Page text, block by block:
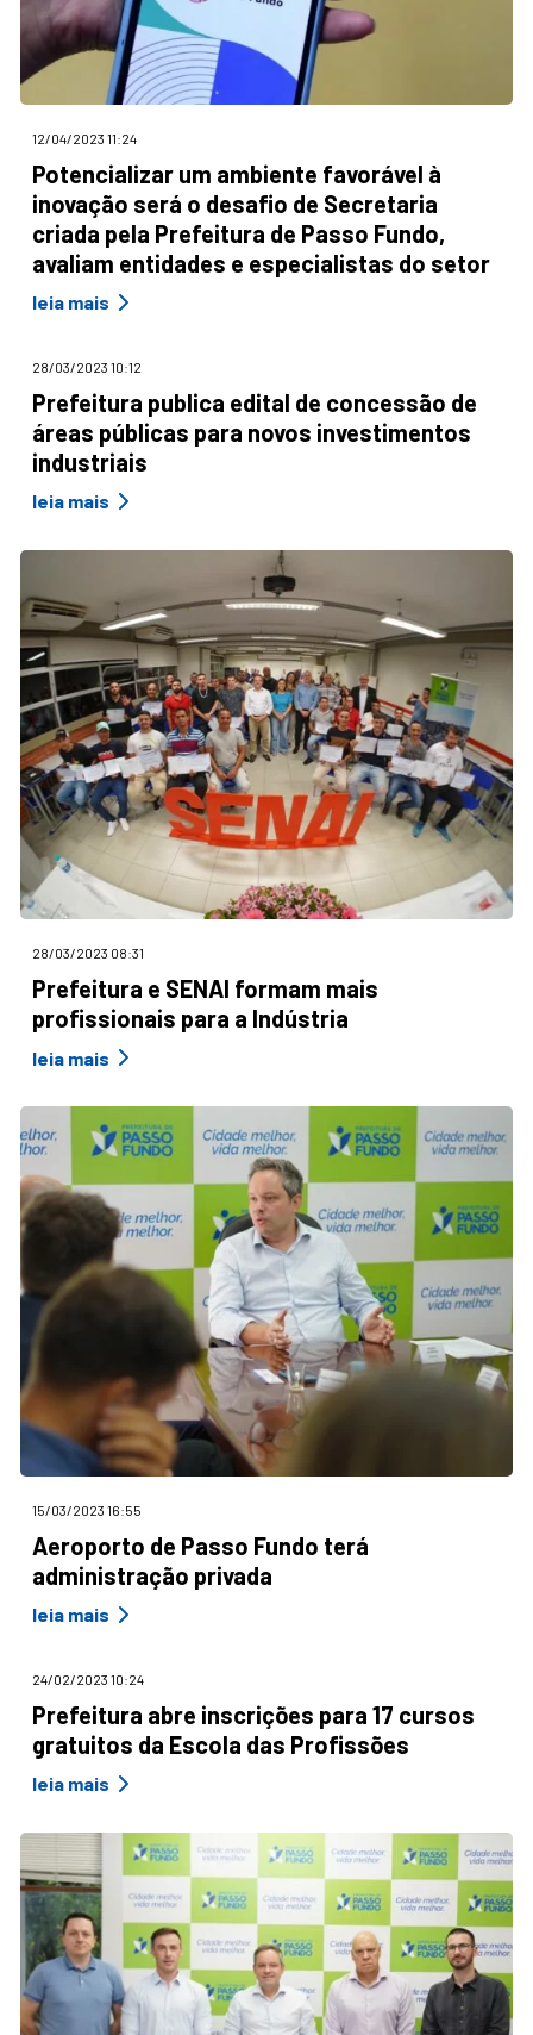
12/04/2023 11:24
Potencializar um ambiente favorável à
inovação será o desafio de Secretaria
criada pela Prefeitura de Passo Fundo,
avaliam entidades e especialistas do setor
leia mais
28/03/2023 10:12
Prefeitura publica edital de concessão de
áreas públicas para novos investimentos
industriais
leia mais
28/03/2023 08:31
Prefeitura e SENAI formam mais
profissionais para a Indústria
leia mais
15/03/2023 16:55
Aeroporto de Passo Fundo terá
administração privada
leia mais
24/02/2023 10:24
Prefeitura abre inscrições para 17 cursos
gratuitos da Escola das Profissões
leia mais